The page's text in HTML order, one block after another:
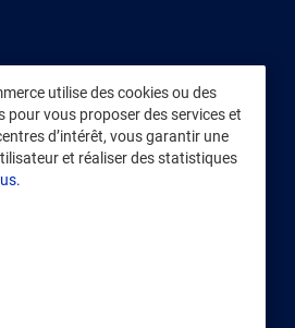
utilise des cookies ou des
pour vous proposer des services et
d’intérêt, vous garantir une
et réaliser des statistiques